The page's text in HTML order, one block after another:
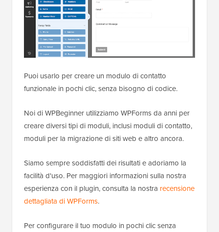
Puoi usarlo per creare un modulo di contatto
funzionale in pochi clic, senza bisogno di codice.
Noi di WPBeginner utilizziamo WPForms da anni per
creare diversi tipi di moduli, inclusi moduli di contatto,
moduli per la migrazione di siti web e altro ancora.
Siamo sempre soddisfatti dei risultati e adoriamo la
facilità d'uso. Per maggiori informazioni sulla nostra
esperienza con il plugin, consulta la nostra recensione
dettagliata di WPForms.
Per configurare il tuo modulo in pochi clic senza